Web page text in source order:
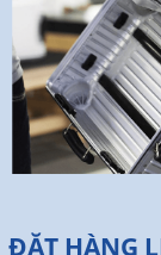
ĐẶT HÀNG